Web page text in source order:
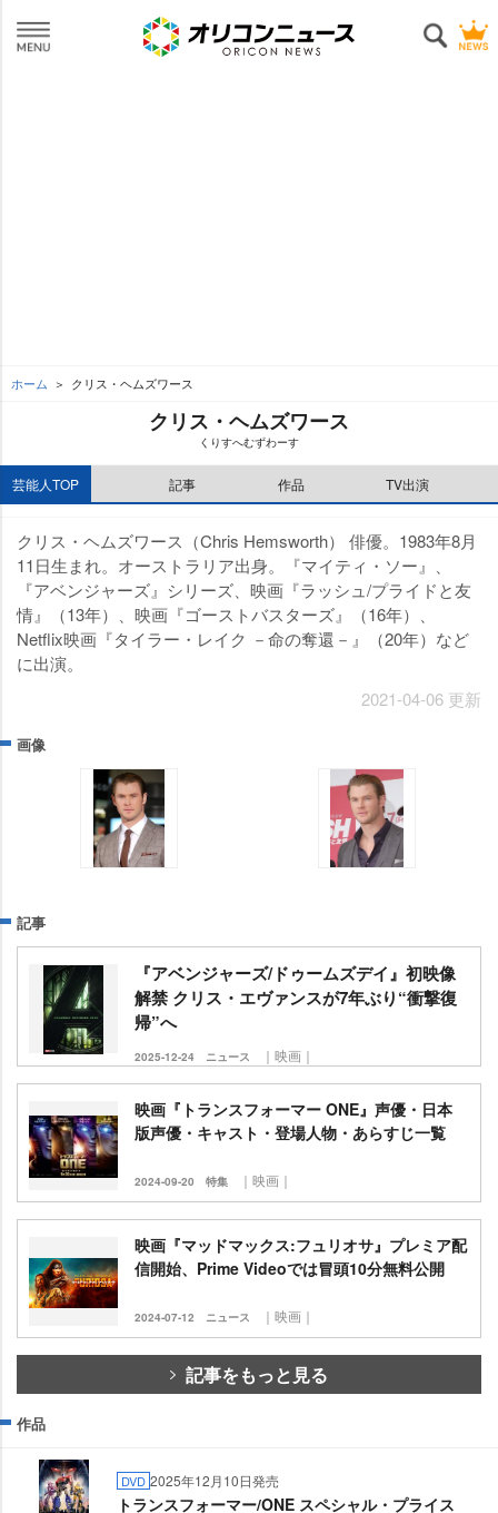
ホーム クリス・ヘムズワース
クリス・ヘムズワース
くりすへむずわーす
芸能人TOP 記事 作品 TV出演
クリス・ヘムズワース（Chris Hemsworth） 俳優。1983年8月
11日生まれ。オーストラリア出身。『マイティ・ソー』、
『アベンジャーズ』シリーズ、映画『ラッシュ/プライドと友
情』（13年）、映画『ゴーストバスターズ』（16年）、
Netflix映画『タイラー・レイク －命の奪還－』（20年）など
に出演。
2021-04-06 更新
画像
記事
『アベンジャーズ/ドゥームズデイ』初映像
解禁 クリス・エヴァンスが7年ぶり“衝撃復
帰”へ
2025-12-24 ニュース ｜映画｜
映画『トランスフォーマー ONE』声優・日本
版声優・キャスト・登場人物・あらすじ一覧
2024-09-20 特集 ｜映画｜
映画『マッドマックス:フュリオサ』プレミア配
信開始、Prime Videoでは冒頭10分無料公開
2024-07-12 ニュース ｜映画｜
記事をもっと見る
作品
DVD 2025年12月10日発売
トランスフォーマー/ONE スペシャル・プライス